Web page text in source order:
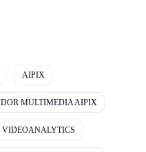
AIPIX
MULTIMEDIA AIPIX